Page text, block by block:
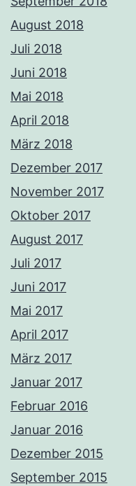
August 2018
Juli 2018
Juni 2018
Mai 2018
April 2018
März 2018
Dezember 2017
November 2017
Oktober 2017
August 2017
Juli 2017
Juni 2017
Mai 2017
April 2017
März 2017
Januar 2017
Februar 2016
Januar 2016
Dezember 2015
September 2015